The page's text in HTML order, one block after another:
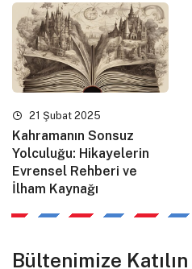
21 Şubat 2025
Kahramanın Sonsuz
Yolculuğu: Hikayelerin
Evrensel Rehberi ve
İlham Kaynağı
Bültenimize Katılın